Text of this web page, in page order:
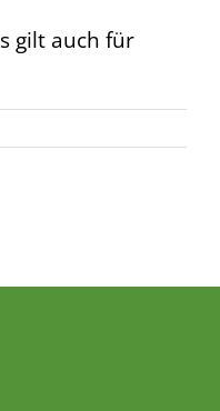
gilt auch für